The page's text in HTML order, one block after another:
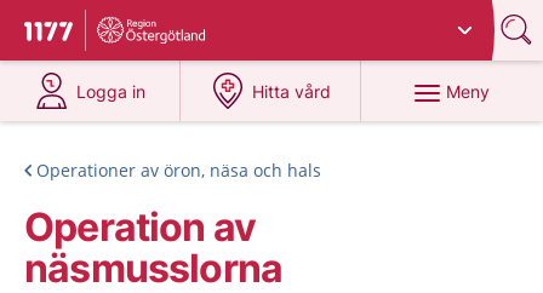
Till startsidan för 1177
Du har valt region
Logga in
på 1177.se
Hitta vård
på 1177.se
Meny
Operationer av öron, näsa och hals
Operation av
näsmusslorna